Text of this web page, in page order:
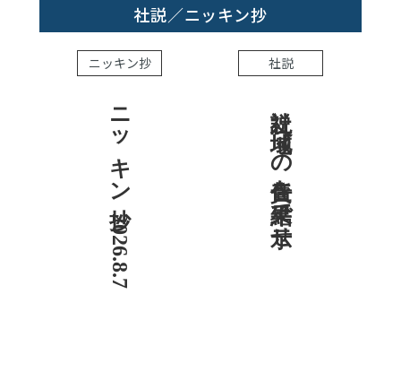
社説／ニッキン抄
ニッキン抄
ニッキン抄 2026.8.7
社説
社説 地域への責任を結果で示せ